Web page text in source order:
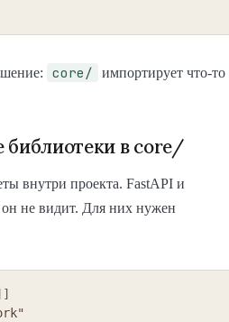
core/
импортирует что-то
библиотеки в core/
внутри проекта. FastAPI и
не видит. Для них нужен
]